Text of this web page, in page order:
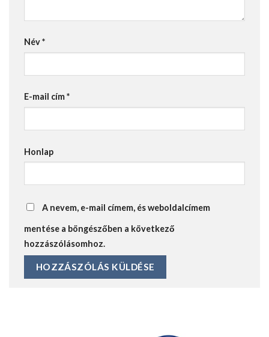
Név*
E-mail cím*
Honlap
A nevem, e-mail címem, és weboldalcímem
mentése a böngészőben a következő
hozzászólásomhoz.